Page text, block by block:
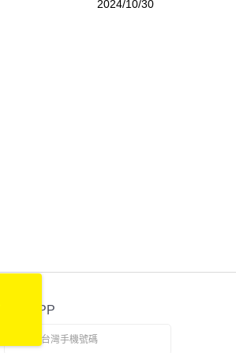
2024/10/30
官方APP